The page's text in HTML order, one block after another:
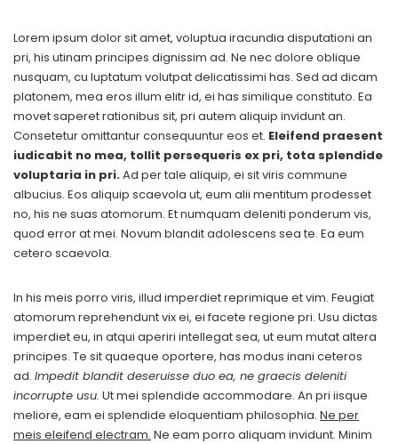
Lorem ipsum dolor sit amet, voluptua iracundia disputationi an
pri, his utinam principes dignissim ad. Ne nec dolore oblique
nusquam, cu luptatum volutpat delicatissimi has. Sed ad dicam
platonem, mea eros illum elitr id, ei has similique constituto. Ea
movet saperet rationibus sit, pri autem aliquip invidunt an.
Consetetur omittantur consequuntur eos et. Eleifend praesent
iudicabit no mea, tollit persequeris ex pri, tota splendide
voluptaria in pri.Ad per tale aliquip, ei sit viris commune
albucius. Eos aliquip scaevola ut, eum alii mentitum prodesset
no, his ne suas atomorum. Et numquam deleniti ponderum vis,
quod error at mei. Novum blandit adolescens sea te. Ea eum
cetero scaevola.
In his meis porro viris, illud imperdiet reprimique et vim. Feugiat
atomorum reprehendunt vix ei, ei facete regione pri. Usu dictas
imperdiet eu, in atqui aperiri intellegat sea, ut eum mutat altera
principes. Te sit quaeque oportere, has modus inani ceteros
ad. Impedit blandit deseruisse duo ea, ne graecis deleniti
incorrupte usu. Ut mei splendide accommodare. An pri iisque
meliore, eam ei splendide eloquentiam philosophia. Ne per
meis eleifend electram. Ne eam porro aliquam invidunt. Minim